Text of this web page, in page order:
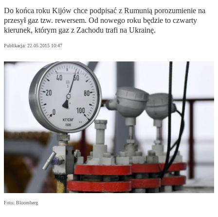
Do końca roku Kijów chce podpisać z Rumunią porozumienie na
przesył gaz tzw. rewersem. Od nowego roku będzie to czwarty
kierunek, którym gaz z Zachodu trafi na Ukrainę.
Publikacja: 22.05.2015 10:47
Foto: Bloomberg